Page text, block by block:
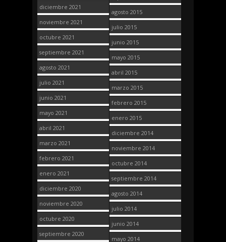
diciembre 2021
noviembre 2021
octubre 2021
septiembre 2021
agosto 2021
julio 2021
junio 2021
mayo 2021
abril 2021
marzo 2021
febrero 2021
enero 2021
diciembre 2020
noviembre 2020
octubre 2020
septiembre 2020
agosto 2015
julio 2015
junio 2015
mayo 2015
abril 2015
marzo 2015
febrero 2015
enero 2015
diciembre 2014
noviembre 2014
octubre 2014
septiembre 2014
agosto 2014
julio 2014
junio 2014
mayo 2014